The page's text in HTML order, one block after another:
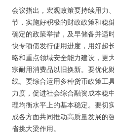
会议指出，宏观政策要持续用力
节，实施好积极的财政政策和稳
确定的政策举措，及早储备并适
快专项债发行使用进度，用好超
略和重点领域安全能力建设，更
宗耐用消费品以旧换新。要优化
线。要综合运用多种货币政策工
力度，促进社会综合融资成本稳
理均衡水平上的基本稳定。要切
成各方面共同推动高质量发展的
省挑大梁作用。